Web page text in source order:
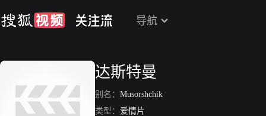
导航
达斯特曼
别名： Musorshchik
类型： 爱情片